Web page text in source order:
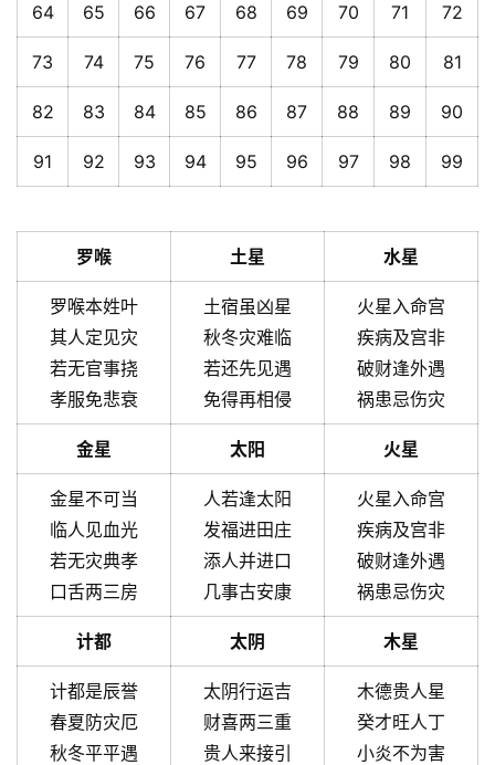
64 65 66 67 68 69 70 71 72
73 74 75 76 77 78 79 80 81
82 83 84 85 86 87 88 89 90
91 92 93 94 95 96 97 98 99
罗喉 土星 水星
罗喉本姓叶
其人定见灾
若无官事挠
孝服免悲衰
土宿虽凶星
秋冬灾难临
若还先见遇
免得再相侵
火星入命宫
疾病及宫非
破财逢外遇
祸患忌伤灾
金星 太阳 火星
金星不可当
临人见血光
若无灾典孝
口舌两三房
人若逢太阳
发福进田庄
添人并进口
几事古安康
火星入命宫
疾病及宫非
破财逢外遇
祸患忌伤灾
计都 太阴 木星
计都是辰誉
春夏防灾厄
秋冬平平遇
太阴行运吉
财喜两三重
贵人来接引
木德贵人星
癸才旺人丁
小炎不为害